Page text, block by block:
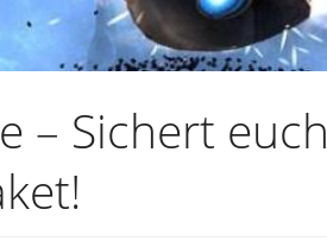
– Sichert euch